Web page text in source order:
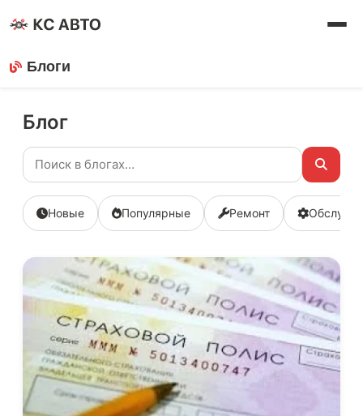
Блоги
Блог
Новые Популярные Ремонт